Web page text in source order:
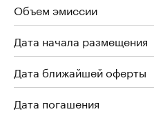
Объем эмиссии
Дата начала размещения
Дата ближайшей оферты
Дата погашения